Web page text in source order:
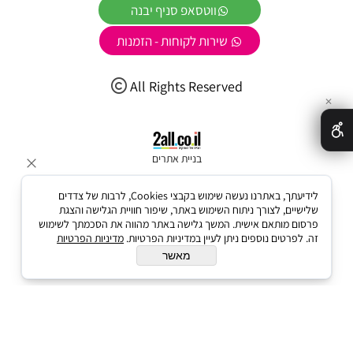
ווטסאפ סניף יבנה
שירות לקוחות - הזמנות
All Rights Reserved
בניית אתרים
✕
לידיעתך, באתרנו נעשה שימוש בקבצי Cookies, לרבות של צדדים
שלישיים, לצורך ניתוח השימוש באתר, שיפור חוויית הגלישה והצגת
פרסום מותאם אישית. המשך גלישה באתר מהווה את הסכמתך לשימוש
זה. לפרטים נוספים ניתן לעיין במדיניות הפרטיות. מדיניות הפרטיות
מאשר